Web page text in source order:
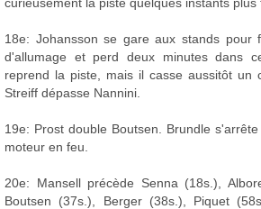
18e: Johansson se gare aux stands pour
d'allumage et perd deux minutes dans
reprend la piste, mais il casse aussitôt un
Streiff dépasse Nannini.
19e: Prost double Boutsen. Brundle
moteur en feu.
20e: Mansell précède Senna (18s.),
Boutsen (37s.), Berger (38s.), Piquet